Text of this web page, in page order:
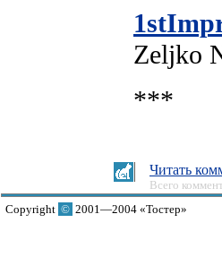
Zeljko
***
Читать
Всего
Copyright © 2001—2004 «Тостер»